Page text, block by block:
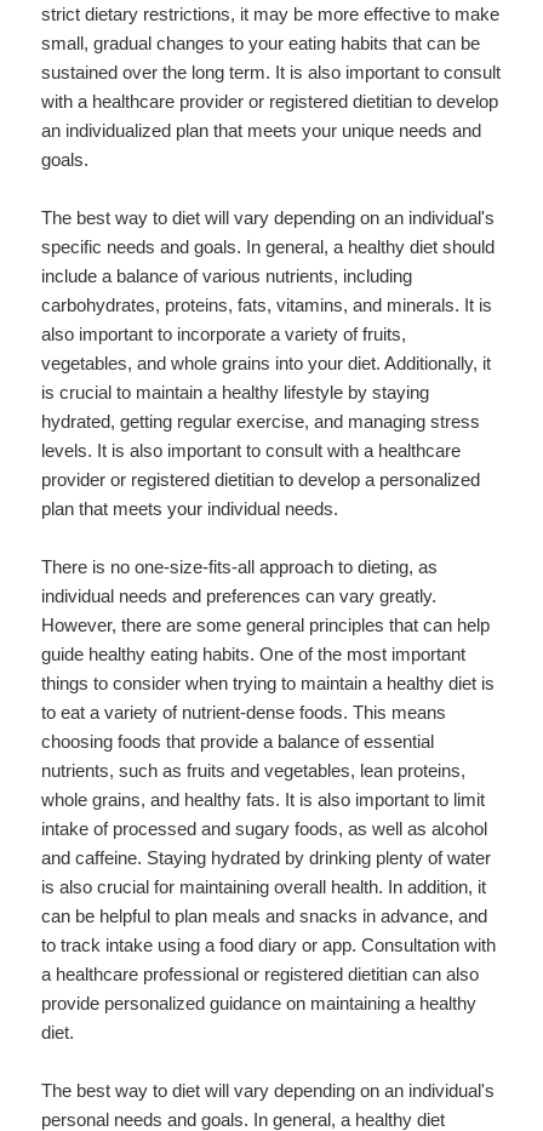
strict dietary restrictions, it may be more effective to make
small, gradual changes to your eating habits that can be
sustained over the long term. It is also important to consult
with a healthcare provider or registered dietitian to develop
an individualized plan that meets your unique needs and
goals.
The best way to diet will vary depending on an individual's
specific needs and goals. In general, a healthy diet should
include a balance of various nutrients, including
carbohydrates, proteins, fats, vitamins, and minerals. It is
also important to incorporate a variety of fruits,
vegetables, and whole grains into your diet. Additionally, it
is crucial to maintain a healthy lifestyle by staying
hydrated, getting regular exercise, and managing stress
levels. It is also important to consult with a healthcare
provider or registered dietitian to develop a personalized
plan that meets your individual needs.
There is no one-size-fits-all approach to dieting, as
individual needs and preferences can vary greatly.
However, there are some general principles that can help
guide healthy eating habits. One of the most important
things to consider when trying to maintain a healthy diet is
to eat a variety of nutrient-dense foods. This means
choosing foods that provide a balance of essential
nutrients, such as fruits and vegetables, lean proteins,
whole grains, and healthy fats. It is also important to limit
intake of processed and sugary foods, as well as alcohol
and caffeine. Staying hydrated by drinking plenty of water
is also crucial for maintaining overall health. In addition, it
can be helpful to plan meals and snacks in advance, and
to track intake using a food diary or app. Consultation with
a healthcare professional or registered dietitian can also
provide personalized guidance on maintaining a healthy
diet.
The best way to diet will vary depending on an individual's
personal needs and goals. In general, a healthy diet